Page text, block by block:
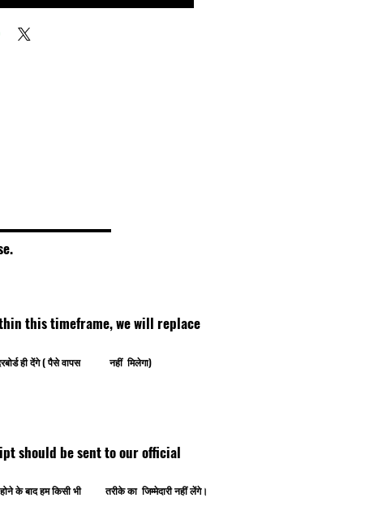
this timeframe, we will replace
मदरबोर्ड ही देंगे ( पैसे वापस नहीं मिलेगा)
should be sent to our official
होने के बाद हम किसी भी तरीके का जिम्मेदारी नहीं लेंगे।